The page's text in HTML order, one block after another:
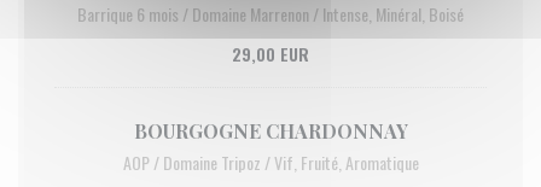
Barrique 6 mois / Domaine Marrenon / Intense, Minéral, Boisé
29,00 EUR
BOURGOGNE CHARDONNAY
AOP / Domaine Tripoz / Vif, Fruité, Aromatique